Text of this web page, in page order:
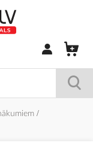
Pierakstīties/